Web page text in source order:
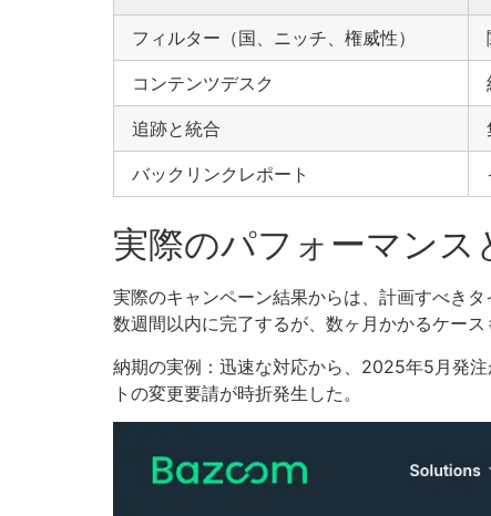
フィルター（国、ニッチ、権威性）
コンテンツデスク
追跡と統合
バックリンクレポート
実際のパフォーマン
実際のキャンペーン結果からは、計画すべき
数週間以内に完了するが、数ヶ月かかるケース
納期の実例：迅速な対応から、2025年5月発
トの変更要請が時折発生した。